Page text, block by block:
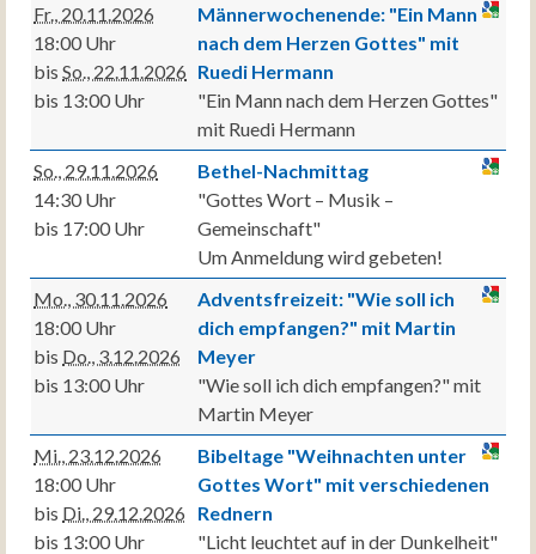
Fr., 20.11.2026
18:00 Uhr
bis So., 22.11.2026
bis 13:00 Uhr
Männerwochenende: "Ein Mann
nach dem Herzen Gottes" mit
Ruedi Hermann
"Ein Mann nach dem Herzen Gottes"
mit Ruedi Hermann
So., 29.11.2026
14:30 Uhr
bis 17:00 Uhr
Bethel-Nachmittag
"Gottes Wort – Musik –
Gemeinschaft"
Um Anmeldung wird gebeten!
Mo., 30.11.2026
18:00 Uhr
bis Do., 3.12.2026
bis 13:00 Uhr
Adventsfreizeit: "Wie soll ich
dich empfangen?" mit Martin
Meyer
"Wie soll ich dich empfangen?" mit
Martin Meyer
Mi., 23.12.2026
18:00 Uhr
bis Di., 29.12.2026
bis 13:00 Uhr
Bibeltage "Weihnachten unter
Gottes Wort" mit verschiedenen
Rednern
"Licht leuchtet auf in der Dunkelheit"